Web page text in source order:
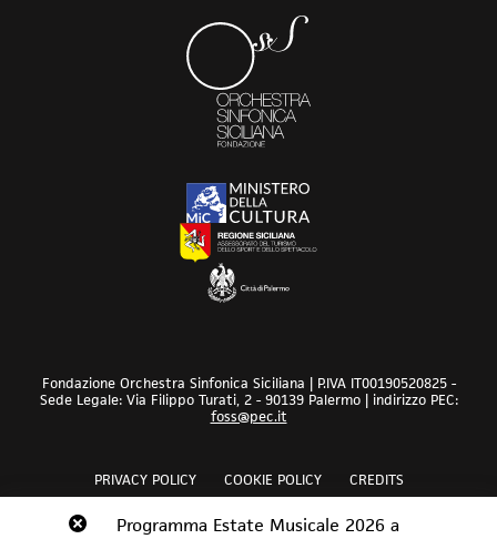
Revoca bando audizioni 2026Scopri
Programma Estate Musicale 2026 a
Scopri
Scopri
Scopri
Fondazione Orchestra Sinfonica Siciliana | P.IVA IT00190520825 -
Sede Legale: Via Filippo Turati, 2 - 90139 Palermo | indirizzo PEC:
foss@pec.it
PRIVACY POLICY COOKIE POLICY CREDITS